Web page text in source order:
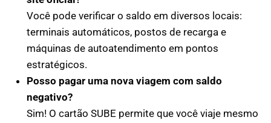
Você pode verificar o saldo em diversos locais:
terminais automáticos, postos de recarga e
máquinas de autoatendimento em pontos
estratégicos.
Posso pagar uma nova viagem com saldo
negativo?
Sim! O cartão SUBE permite que você viaje mesmo